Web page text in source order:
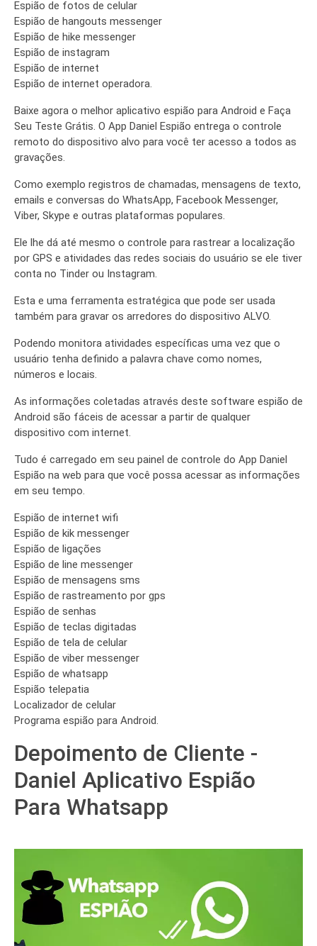
Espião de fotos de celular
Espião de hangouts messenger
Espião de hike messenger
Espião de instagram
Espião de internet
Espião de internet operadora.
Baixe agora o melhor aplicativo espião para Android e Faça
Seu Teste Grátis. O App Daniel Espião entrega o controle
remoto do dispositivo alvo para você ter acesso a todos as
gravações.
Como exemplo registros de chamadas, mensagens de texto,
emails e conversas do WhatsApp, Facebook Messenger,
Viber, Skype e outras plataformas populares.
Ele lhe dá até mesmo o controle para rastrear a localização
por GPS e atividades das redes sociais do usuário se ele tiver
conta no Tinder ou Instagram.
Esta e uma ferramenta estratégica que pode ser usada
também para gravar os arredores do dispositivo ALVO.
Podendo monitora atividades específicas uma vez que o
usuário tenha definido a palavra chave como nomes,
números e locais.
As informações coletadas através deste software espião de
Android são fáceis de acessar a partir de qualquer
dispositivo com internet.
Tudo é carregado em seu painel de controle do App Daniel
Espião na web para que você possa acessar as informações
em seu tempo.
Espião de internet wifi
Espião de kik messenger
Espião de ligações
Espião de line messenger
Espião de mensagens sms
Espião de rastreamento por gps
Espião de senhas
Espião de teclas digitadas
Espião de tela de celular
Espião de viber messenger
Espião de whatsapp
Espião telepatia
Localizador de celular
Programa espião para Android.
Depoimento de Cliente -
Daniel Aplicativo Espião
Para Whatsapp